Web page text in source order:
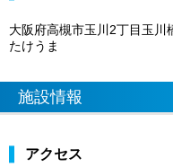
大阪府高槻市玉川2丁目玉
たけうま
施設情報
アクセス